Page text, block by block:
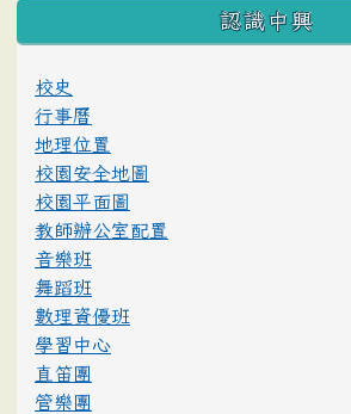
:::
認識中興
校史
行事曆
地理位置
校園安全地圖
校園平面圖
教師辦公室配置
音樂班
舞蹈班
數理資優班
學習中心
直笛團
管樂團